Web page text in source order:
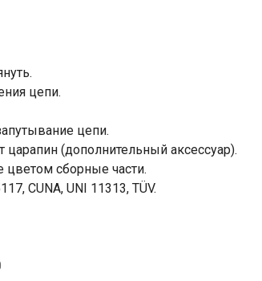
цепи.
цепи.
(дополнительный аксессуар).
сборные части.
CUNA, UNI 11313, TÜV.